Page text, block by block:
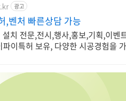
광고
,벤처 빠른상담 가능
치 전문,전시,행사,홍보,기획,이벤
이특허 보유, 다양한 시공경험을